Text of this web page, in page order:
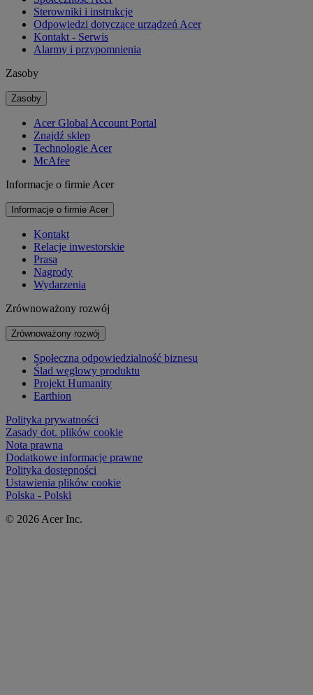
Sterowniki i instrukcje
Odpowiedzi dotyczące urządzeń Acer
Kontakt - Serwis
Alarmy i przypomnienia
Zasoby
Zasoby
Acer Global Account Portal
Znajdź sklep
Technologie Acer
McAfee
Informacje o firmie Acer
Informacje o firmie Acer
Kontakt
Relacje inwestorskie
Prasa
Nagrody
Wydarzenia
Zrównoważony rozwój
Zrównoważony rozwój
Społeczna odpowiedzialność biznesu
Ślad węglowy produktu
Projekt Humanity
Earthion
Polityka prywatności
Zasady dot. plików cookie
Nota prawna
Dodatkowe informacje prawne
Polityka dostępności
Ustawienia plików cookie
Polska - Polski
© 2026 Acer Inc.